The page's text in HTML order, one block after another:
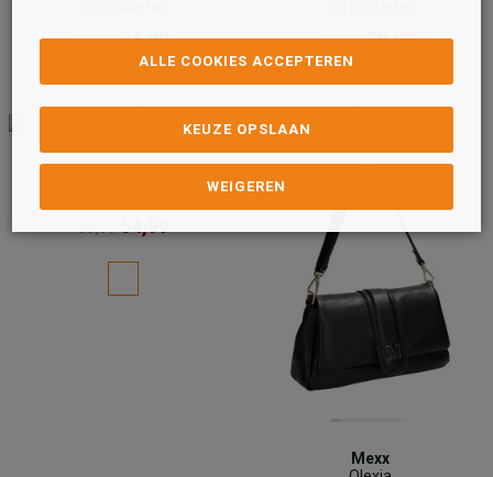
29,9924,99
34,9929,99
59,9954,99
Mexx
ALLE COOKIES ACCEPTEREN
KEUZE OPSLAAN
WEIGEREN